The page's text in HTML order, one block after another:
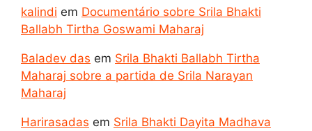
kalindi em Documentário sobre Srila Bhakti
Ballabh Tirtha Goswami Maharaj
Baladev das em Srila Bhakti Ballabh Tirtha
Maharaj sobre a partida de Srila Narayan
Maharaj
Harirasadas em Srila Bhakti Dayita Madhava